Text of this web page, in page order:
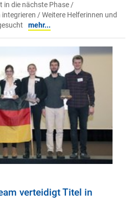
in die nächste Phase /
/ Weitere Helferinnen und
mehr...
verteidigt Titel in